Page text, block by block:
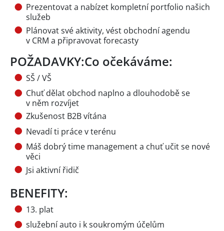
Prezentovat a nabízet kompletní portfolio našich
služeb
Plánovat své aktivity, vést obchodní agendu
v CRM a připravovat forecasty
POŽADAVKY:Co očekáváme:
SŠ / VŠ
Chuť dělat obchod naplno a dlouhodobě se
v něm rozvíjet
Zkušenost B2B vítána
Nevadí ti práce v terénu
Máš dobrý time management a chuť učit se nové
věci
Jsi aktivní řidič
BENEFITY:
13. plat
služební auto i k soukromým účelům